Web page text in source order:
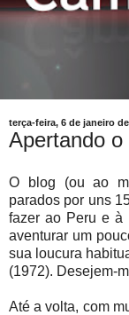
terça-feira, 6 de janeiro
Apertando o
O blog (ou ao
parados por uns
fazer ao Peru e à
aventurar um
sua loucura
(1972). Desejem-
Até a volta, com